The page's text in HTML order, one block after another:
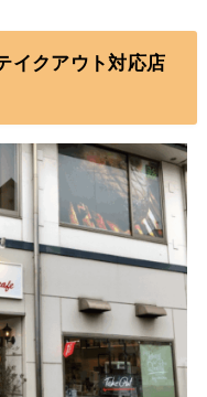
イクアウト対応店